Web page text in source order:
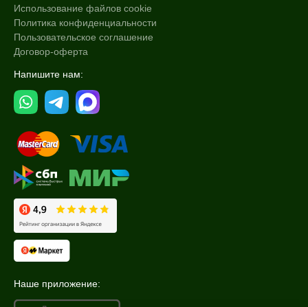
Использование файлов cookie
Политика конфиденциальности
Пользовательское соглашение
Договор-оферта
Напишите нам:
Наше приложение: